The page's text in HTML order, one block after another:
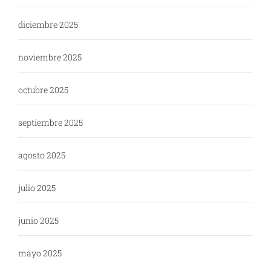
diciembre 2025
noviembre 2025
octubre 2025
septiembre 2025
agosto 2025
julio 2025
junio 2025
mayo 2025